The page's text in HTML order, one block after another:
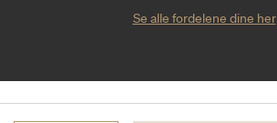
Se alle fordelene dine her